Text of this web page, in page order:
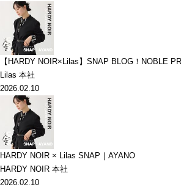
【HARDY NOIR×Lilas】SNAP BLOG！NOBLE
Lilas 本社
2026.02.10
HARDY NOIR × Lilas SNAP｜AYANO
HARDY NOIR 本社
2026.02.10